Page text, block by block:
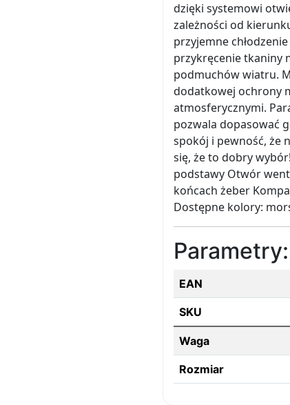
dzięki systemowi
zależności od
przyjemne
przykręcenie tkaniny
podmuchów wiatru.
dodatkowej ochrony
atmosferycznymi.
pozwala dopasować
spokój i pewność, że
się, że to dobry
podstawy Otwór
końcach żeber
Dostępne kolory:
Parametry:
EAN
SKU
Waga
Rozmiar